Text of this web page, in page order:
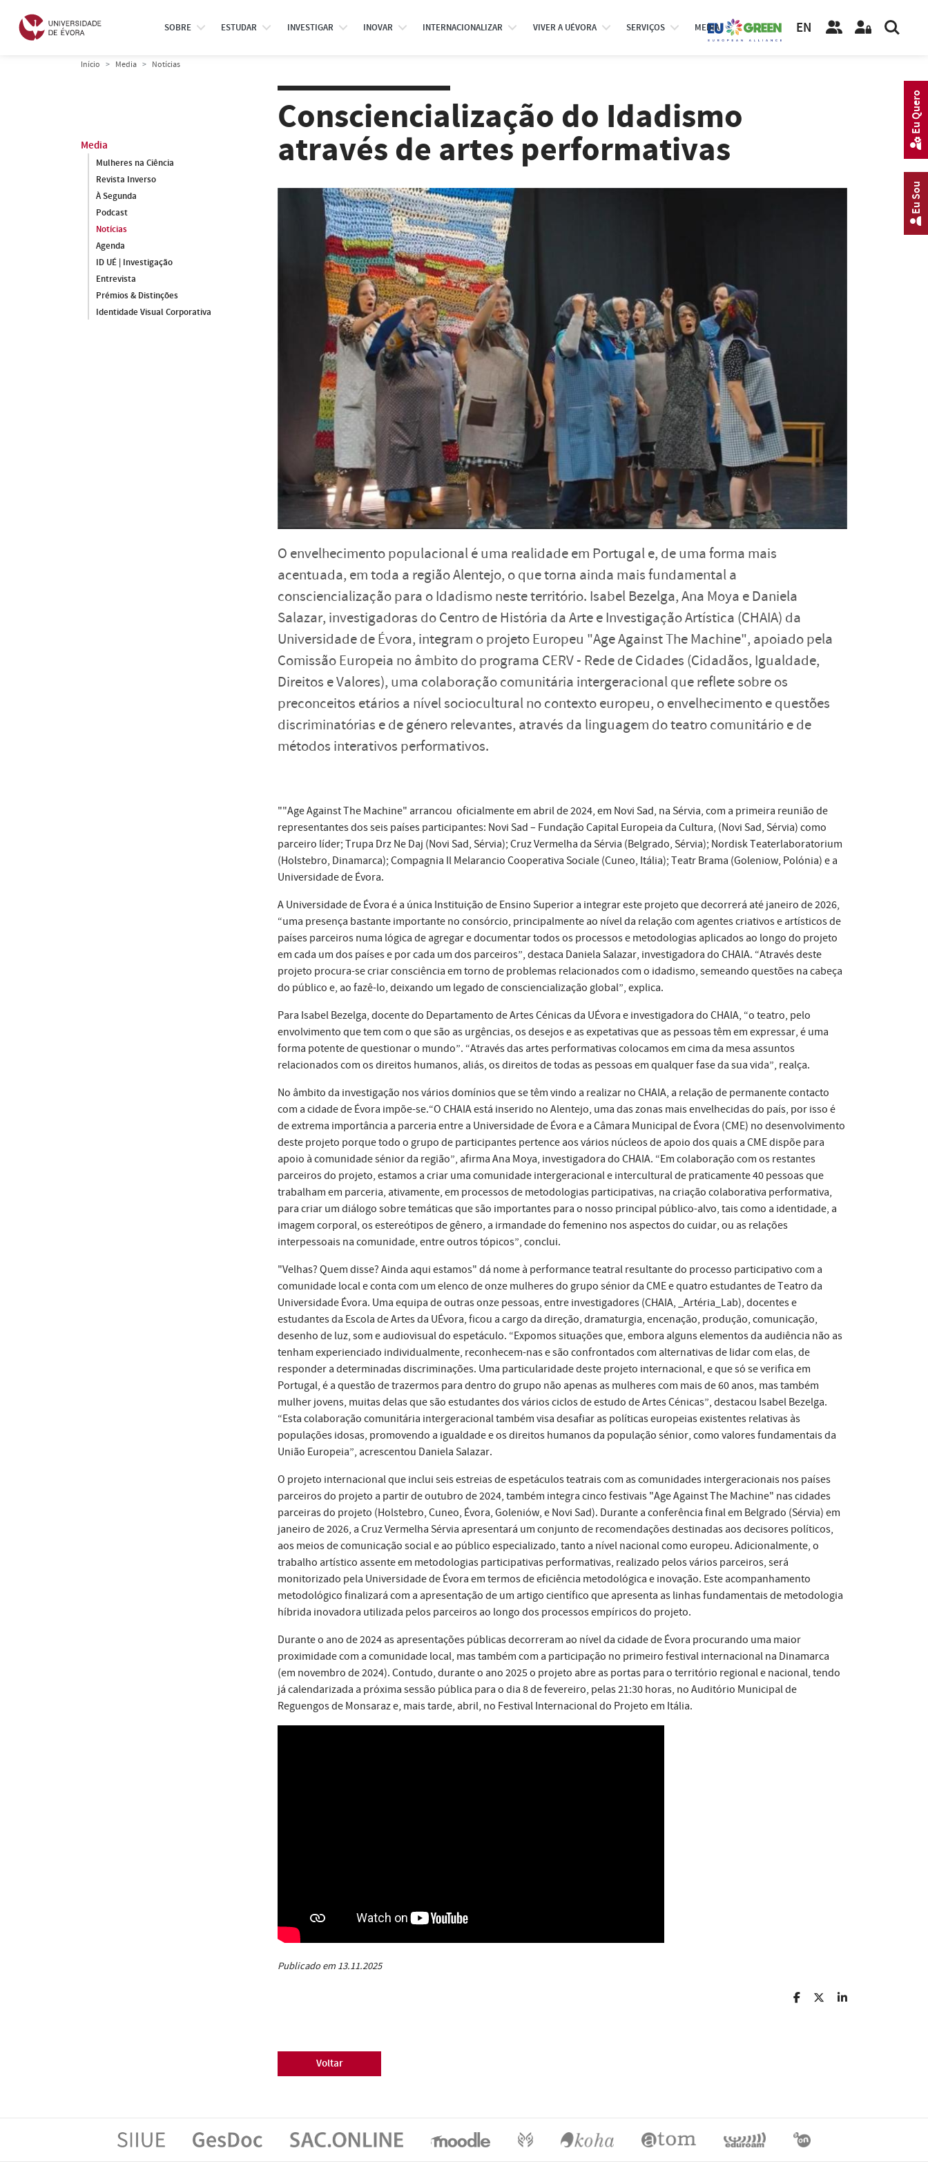
SOBRE ESTUDAR INVESTIGAR INOVAR INTERNACIONALIZAR VIVER A UÉVORA SERVIÇOS MEDIA EN
Início Media Notícias
Media
Mulheres na Ciência
Revista Inverso
À Segunda
Podcast
Notícias
Agenda
ID UÉ | Investigação
Entrevista
Prémios & Distinções
Identidade Visual Corporativa
Consciencialização do Idadismo
através de artes performativas
O envelhecimento populacional é uma realidade em Portugal e, de uma forma mais
acentuada, em toda a região Alentejo, o que torna ainda mais fundamental a
consciencialização para o Idadismo neste território. Isabel Bezelga, Ana Moya e Daniela
Salazar, investigadoras do Centro de História da Arte e Investigação Artística (CHAIA) da
Universidade de Évora, integram o projeto Europeu "Age Against The Machine", apoiado pela
Comissão Europeia no âmbito do programa CERV - Rede de Cidades (Cidadãos, Igualdade,
Direitos e Valores), uma colaboração comunitária intergeracional que reflete sobre os
preconceitos etários a nível sociocultural no contexto europeu, o envelhecimento e questões
discriminatórias e de género relevantes, através da linguagem do teatro comunitário e de
métodos interativos performativos.
""Age Against The Machine" arrancou oficialmente em abril de 2024, em Novi Sad, na Sérvia, com a primeira reunião de
representantes dos seis países participantes: Novi Sad – Fundação Capital Europeia da Cultura, (Novi Sad, Sérvia) como
parceiro líder; Trupa Drz Ne Daj (Novi Sad, Sérvia); Cruz Vermelha da Sérvia (Belgrado, Sérvia); Nordisk Teaterlaboratorium
(Holstebro, Dinamarca); Compagnia Il Melarancio Cooperativa Sociale (Cuneo, Itália); Teatr Brama (Goleniow, Polónia) e a
Universidade de Évora.
A Universidade de Évora é a única Instituição de Ensino Superior a integrar este projeto que decorrerá até janeiro de 2026,
“uma presença bastante importante no consórcio, principalmente ao nível da relação com agentes criativos e artísticos de
países parceiros numa lógica de agregar e documentar todos os processos e metodologias aplicados ao longo do projeto
em cada um dos países e por cada um dos parceiros”, destaca Daniela Salazar, investigadora do CHAIA. “Através deste
projeto procura-se criar consciência em torno de problemas relacionados com o idadismo, semeando questões na cabeça
do público e, ao fazê-lo, deixando um legado de consciencialização global”, explica.
Para Isabel Bezelga, docente do Departamento de Artes Cénicas da UÉvora e investigadora do CHAIA, “o teatro, pelo
envolvimento que tem com o que são as urgências, os desejos e as expetativas que as pessoas têm em expressar, é uma
forma potente de questionar o mundo”. “Através das artes performativas colocamos em cima da mesa assuntos
relacionados com os direitos humanos, aliás, os direitos de todas as pessoas em qualquer fase da sua vida”, realça.
No âmbito da investigação nos vários domínios que se têm vindo a realizar no CHAIA, a relação de permanente contacto
com a cidade de Évora impõe-se.“O CHAIA está inserido no Alentejo, uma das zonas mais envelhecidas do país, por isso é
de extrema importância a parceria entre a Universidade de Évora e a Câmara Municipal de Évora (CME) no desenvolvimento
deste projeto porque todo o grupo de participantes pertence aos vários núcleos de apoio dos quais a CME dispõe para
apoio à comunidade sénior da região”, afirma Ana Moya, investigadora do CHAIA. “Em colaboração com os restantes
parceiros do projeto, estamos a criar uma comunidade intergeracional e intercultural de praticamente 40 pessoas que
trabalham em parceria, ativamente, em processos de metodologias participativas, na criação colaborativa performativa,
para criar um diálogo sobre temáticas que são importantes para o nosso principal público-alvo, tais como a identidade, a
imagem corporal, os estereótipos de gênero, a irmandade do femenino nos aspectos do cuidar, ou as relações
interpessoais na comunidade, entre outros tópicos”, conclui.
"Velhas? Quem disse? Ainda aqui estamos" dá nome à performance teatral resultante do processo participativo com a
comunidade local e conta com um elenco de onze mulheres do grupo sénior da CME e quatro estudantes de Teatro da
Universidade Évora. Uma equipa de outras onze pessoas, entre investigadores (CHAIA, _Artéria_Lab), docentes e
estudantes da Escola de Artes da UÉvora, ficou a cargo da direção, dramaturgia, encenação, produção, comunicação,
desenho de luz, som e audiovisual do espetáculo. “Expomos situações que, embora alguns elementos da audiência não as
tenham experienciado individualmente, reconhecem-nas e são confrontados com alternativas de lidar com elas, de
responder a determinadas discriminações. Uma particularidade deste projeto internacional, e que só se verifica em
Portugal, é a questão de trazermos para dentro do grupo não apenas as mulheres com mais de 60 anos, mas também
mulher jovens, muitas delas que são estudantes dos vários ciclos de estudo de Artes Cénicas”, destacou Isabel Bezelga.
“Esta colaboração comunitária intergeracional também visa desafiar as políticas europeias existentes relativas às
populações idosas, promovendo a igualdade e os direitos humanos da população sénior, como valores fundamentais da
União Europeia”, acrescentou Daniela Salazar.
O projeto internacional que inclui seis estreias de espetáculos teatrais com as comunidades intergeracionais nos países
parceiros do projeto a partir de outubro de 2024, também integra cinco festivais "Age Against The Machine" nas cidades
parceiras do projeto (Holstebro, Cuneo, Évora, Goleniów, e Novi Sad). Durante a conferência final em Belgrado (Sérvia) em
janeiro de 2026, a Cruz Vermelha Sérvia apresentará um conjunto de recomendações destinadas aos decisores políticos,
aos meios de comunicação social e ao público especializado, tanto a nível nacional como europeu. Adicionalmente, o
trabalho artístico assente em metodologias participativas performativas, realizado pelos vários parceiros, será
monitorizado pela Universidade de Évora em termos de eficiência metodológica e inovação. Este acompanhamento
metodológico finalizará com a apresentação de um artigo científico que apresenta as linhas fundamentais de metodologia
híbrida inovadora utilizada pelos parceiros ao longo dos processos empíricos do projeto.
Durante o ano de 2024 as apresentações públicas decorreram ao nível da cidade de Évora procurando uma maior
proximidade com a comunidade local, mas também com a participação no primeiro festival internacional na Dinamarca
(em novembro de 2024). Contudo, durante o ano 2025 o projeto abre as portas para o território regional e nacional, tendo
já calendarizada a próxima sessão pública para o dia 8 de fevereiro, pelas 21:30 horas, no Auditório Municipal de
Reguengos de Monsaraz e, mais tarde, abril, no Festival Internacional do Projeto em Itália.
Publicado em 13.11.2025
Voltar
Eu Sou
Eu Quero